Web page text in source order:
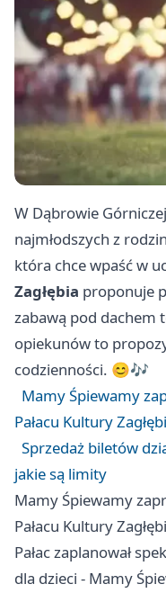
W Dąbrowie
najmłodszych z
która chce wpaść w
Zagłębia proponuje
zabawą pod dachem
opiekunów to
codzienności. 😊🎶
Mamy Śpiewamy
Pałacu Kultury
Sprzedaż biletów
jakie są limity
Mamy Śpiewamy
Pałacu Kultury
Pałac zaplanował
dla dzieci - Mamy